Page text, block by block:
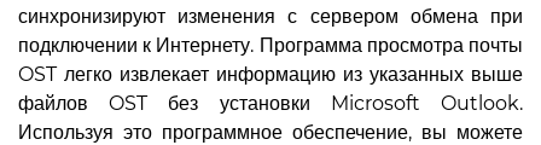
синхронизируют изменения с сервером обмена при
подключении к Интернету. Программа просмотра почты
OST легко извлекает информацию из указанных выше
файлов OST без установки Microsoft Outlook.
Используя это программное обеспечение, вы можете